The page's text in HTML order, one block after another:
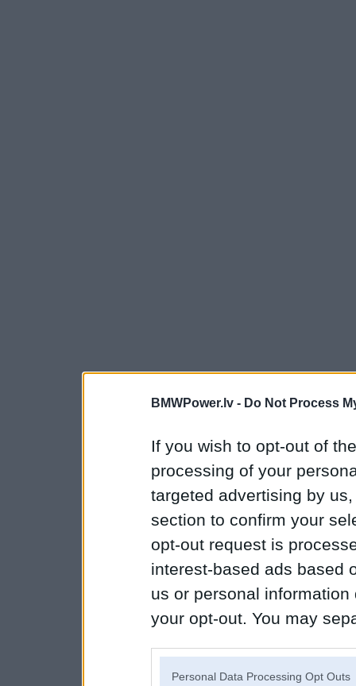
BMWPower.lv - Do Not Process
If you wish to opt-out of
processing of your
targeted advertising by
section to confirm your
opt-out request is
interest-based ads based
us or personal
your opt-out. You may
Personal Data Processing Opt Outs